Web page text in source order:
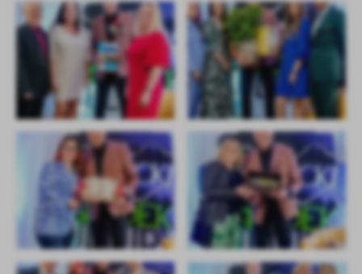
promocyjne mogą pojawić się na stronach podmiotów trzecich lub
firm będących naszymi partnerami oraz innych dostawców usług.
Firmy te działają w charakterze pośredników prezentujących nasze
treści w postaci wiadomości, ofert, komunikatów mediów
społecznościowych.